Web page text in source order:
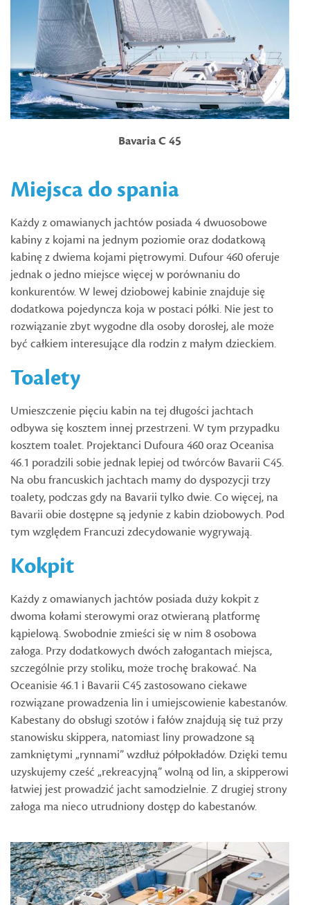
Bavaria C 45
Miejsca do spania
Każdy z omawianych jachtów posiada 4 dwuosobowe
kabiny z kojami na jednym poziomie oraz dodatkową
kabinę z dwiema kojami piętrowymi. Dufour 460 oferuje
jednak o jedno miejsce więcej w porównaniu do
konkurentów. W lewej dziobowej kabinie znajduje się
dodatkowa pojedyncza koja w postaci półki. Nie jest to
rozwiązanie zbyt wygodne dla osoby dorosłej, ale może
być całkiem interesujące dla rodzin z małym dzieckiem.
Toalety
Umieszczenie pięciu kabin na tej długości jachtach
odbywa się kosztem innej przestrzeni. W tym przypadku
kosztem toalet. Projektanci Dufoura 460 oraz Oceanisa
46.1 poradzili sobie jednak lepiej od twórców Bavarii C45.
Na obu francuskich jachtach mamy do dyspozycji trzy
toalety, podczas gdy na Bavarii tylko dwie. Co więcej, na
Bavarii obie dostępne są jedynie z kabin dziobowych. Pod
tym względem Francuzi zdecydowanie wygrywają.
Kokpit
Każdy z omawianych jachtów posiada duży kokpit z
dwoma kołami sterowymi oraz otwieraną platformę
kąpielową. Swobodnie zmieści się w nim 8 osobowa
załoga. Przy dodatkowych dwóch załogantach miejsca,
szczególnie przy stoliku, może trochę brakować. Na
Oceanisie 46.1 i Bavarii C45 zastosowano ciekawe
rozwiązane prowadzenia lin i umiejscowienie kabestanów.
Kabestany do obsługi szotów i fałów znajdują się tuż przy
stanowisku skippera, natomiast liny prowadzone są
zamkniętymi „rynnami” wzdłuż półpokładów. Dzięki temu
uzyskujemy cześć „rekreacyjną” wolną od lin, a skipperowi
łatwiej jest prowadzić jacht samodzielnie. Z drugiej strony
załoga ma nieco utrudniony dostęp do kabestanów.